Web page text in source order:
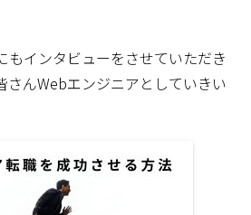
もインタビューをさせていただき
さんWebエンジニアとしていきい